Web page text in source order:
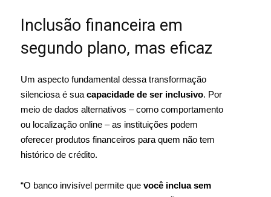
Inclusão financeira em
segundo plano, mas eficaz
Um aspecto fundamental dessa transformação
silenciosa é sua capacidade de ser inclusivo. Por
meio de dados alternativos – como comportamento
ou localização online – as instituições podem
oferecer produtos financeiros para quem não tem
histórico de crédito.
“O banco invisível permite que você inclua sem